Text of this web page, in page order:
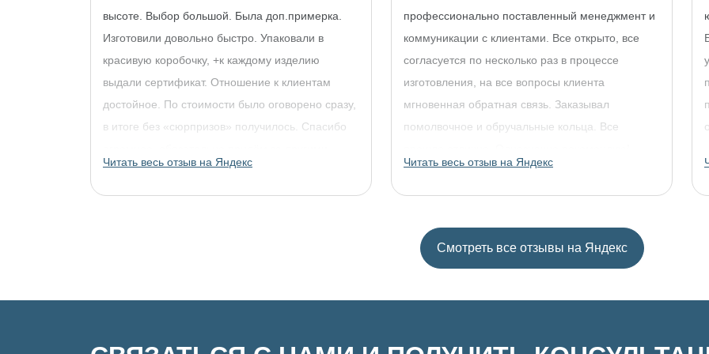
высоте. Выбор большой. Была доп.примерка.
Изготовили довольно быстро. Упаковали в
красивую коробочку, +к каждому изделию
выдали сертификат. Отношение к клиентам
достойное. По стоимости было оговорено сразу,
в итоге без «сюрпризов» получилось. Спасибо
украшениями!
Читать весь отзыв на Яндекс
профессионально поставленный менеджмент и
коммуникации с клиентами. Все открыто, все
согласуется по несколько раз в процессе
изготовления, на все вопросы клиента
мгновенная обратная связь. Заказывал
помолвочное и обручальные кольца. Все
Читать весь отзыв на Яндекс
Смотреть все отзывы на Яндекс